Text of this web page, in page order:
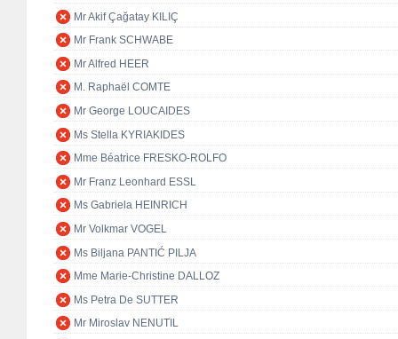
Mr Akif Çağatay KILIÇ
Mr Frank SCHWABE
Mr Alfred HEER
M. Raphaël COMTE
Mr George LOUCAIDES
Ms Stella KYRIAKIDES
Mme Béatrice FRESKO-ROLFO
Mr Franz Leonhard ESSL
Ms Gabriela HEINRICH
Mr Volkmar VOGEL
Ms Biljana PANTIĆ PILJA
Mme Marie-Christine DALLOZ
Ms Petra De SUTTER
Mr Miroslav NENUTIL